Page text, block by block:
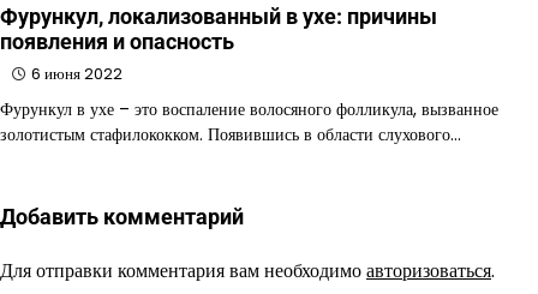
Фурункул, локализованный в ухе: причины
появления и опасность
6 июня 2022
Фурункул в ухе – это воспаление волосяного фолликула, вызванное
золотистым стафилококком. Появившись в области слухового…
Добавить комментарий
Для отправки комментария вам необходимоавторизоваться.